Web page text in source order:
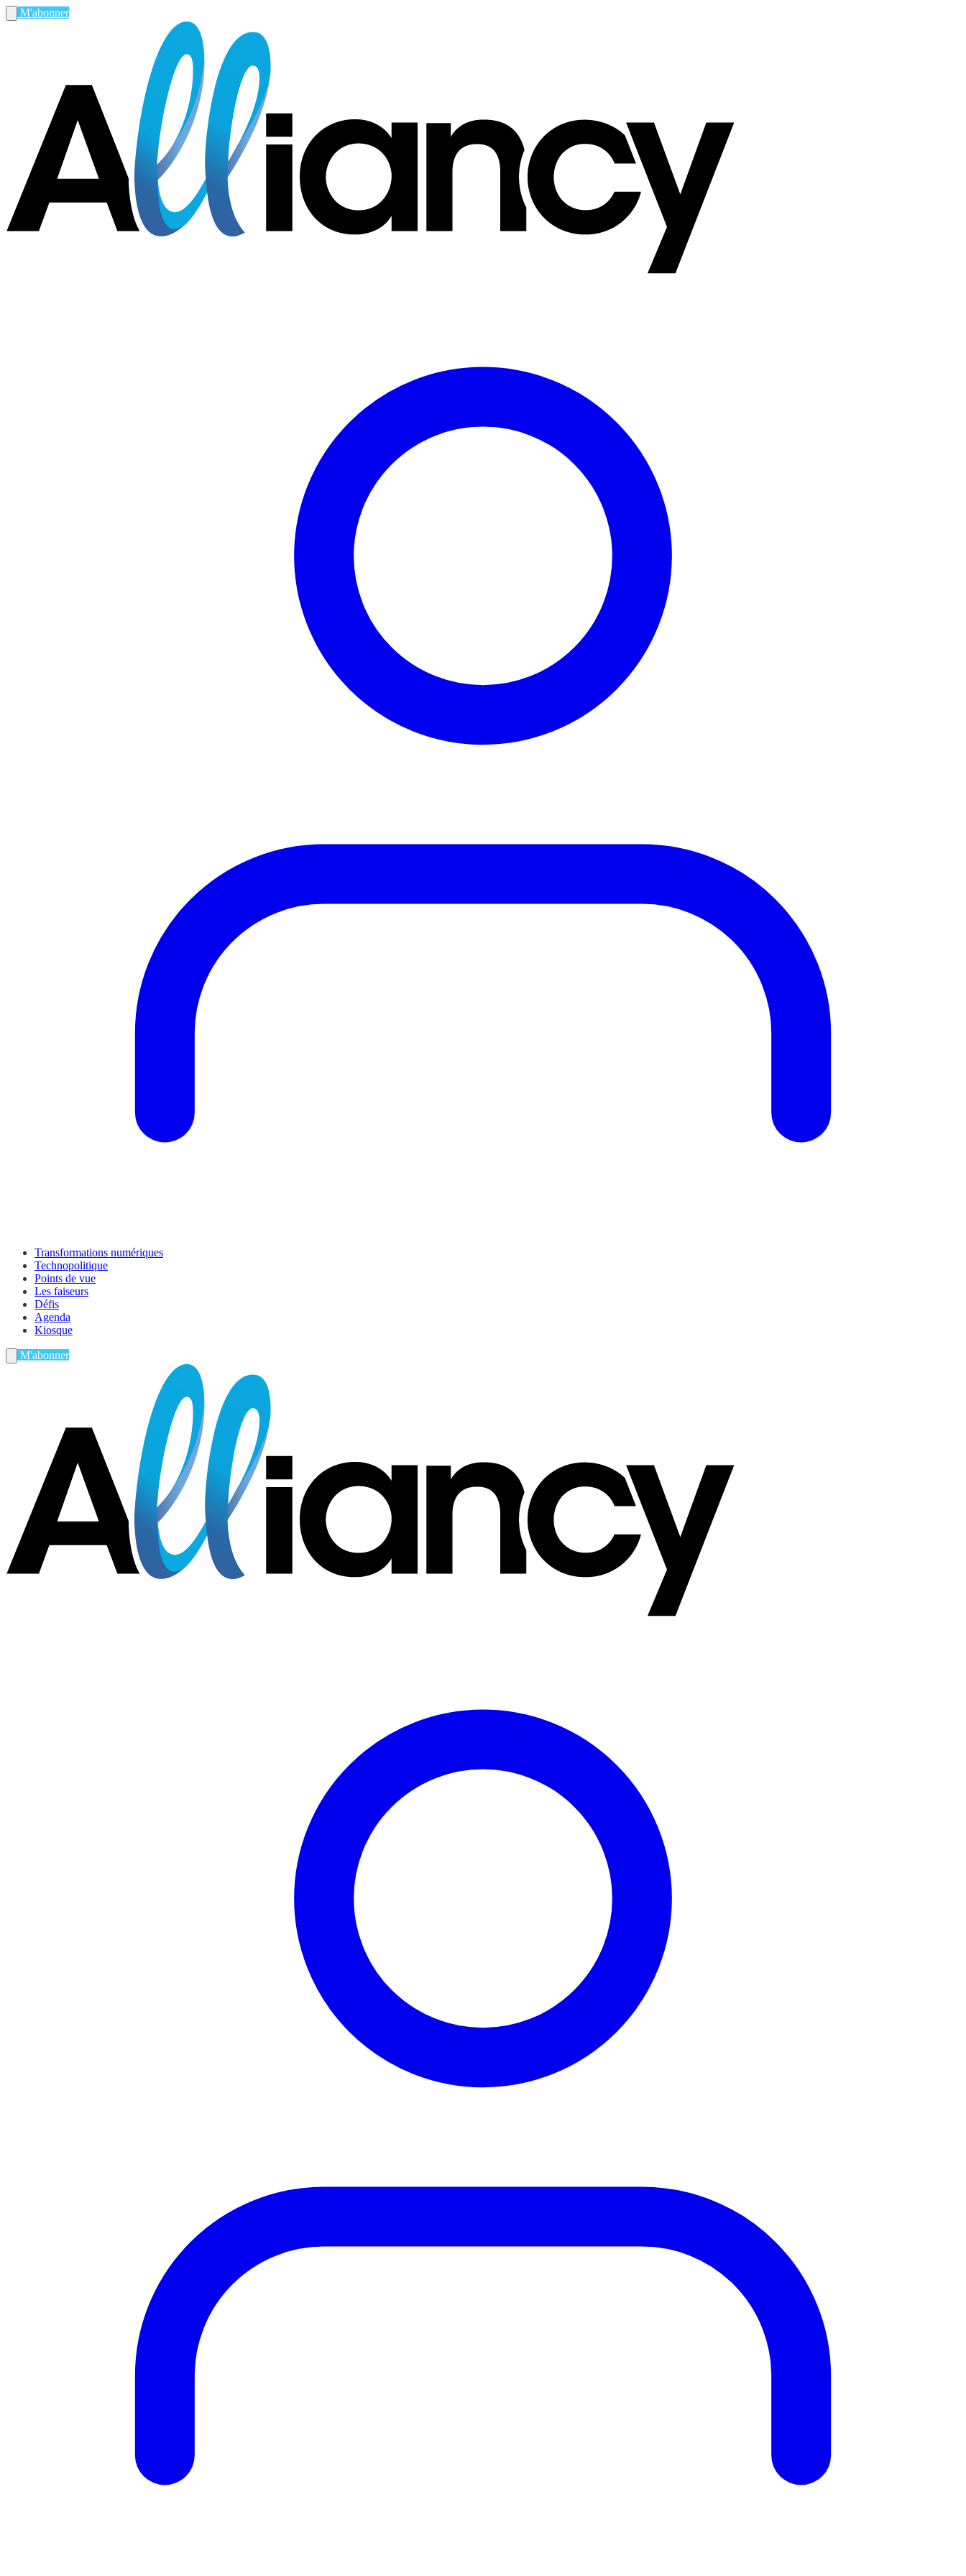
M'abonner
Transformations numériques
Technopolitique
Points de vue
Les faiseurs
Défis
Agenda
Kiosque
M'abonner